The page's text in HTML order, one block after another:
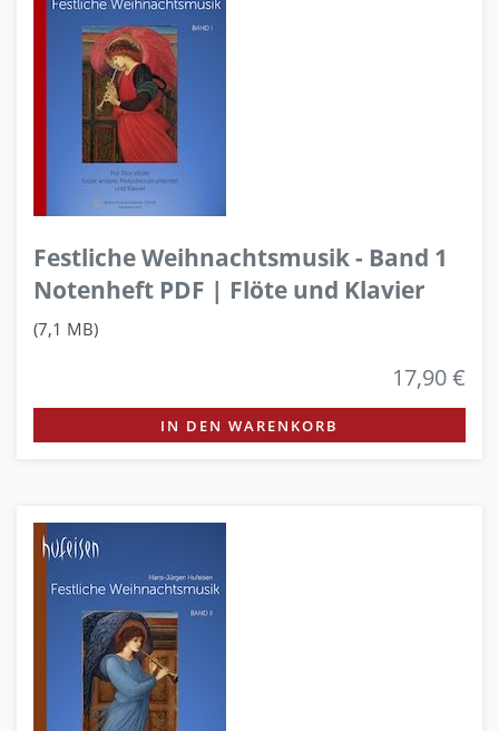
Festliche Weihnachtsmusik - Band 1
Notenheft PDF | Flöte und Klavier
(7,1 MB)
17,90 €
IN DEN WARENKORB